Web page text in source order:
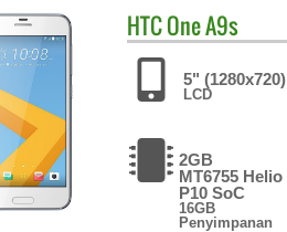
HTCOne A9s
5" (1280x720)
LCD
2GB
MT6755 Helio
P10 SoC
16GB
Penyimpanan